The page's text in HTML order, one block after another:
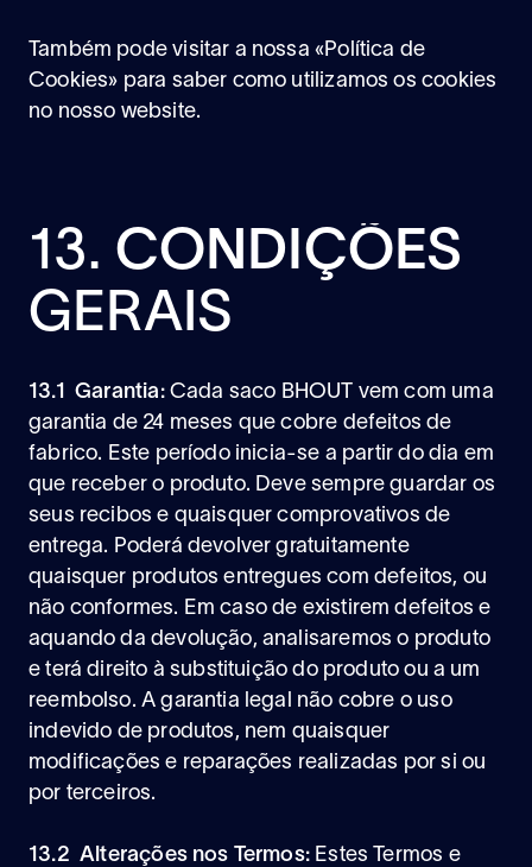
Também pode visitar a nossa «Política de
Cookies» para saber como utilizamos os cookies
no nosso website.
13. CONDIÇÕES
GERAIS
13.1 Garantia:Cada saco BHOUT vem com uma
garantia de 24 meses que cobre defeitos de
fabrico. Este período inicia-se a partir do dia em
que receber o produto. Deve sempre guardar os
seus recibos e quaisquer comprovativos de
entrega. Poderá devolver gratuitamente
quaisquer produtos entregues com defeitos, ou
não conformes. Em caso de existirem defeitos e
aquando da devolução, analisaremos o produto
e terá direito à substituição do produto ou a um
reembolso. A garantia legal não cobre o uso
indevido de produtos, nem quaisquer
modificações e reparações realizadas por si ou
por terceiros.
13.2 Alterações nos Termos: Estes Termos e